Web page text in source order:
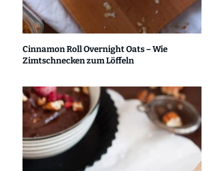
Cinnamon Roll Overnight Oats – Wie
Zimtschnecken zum Löffeln